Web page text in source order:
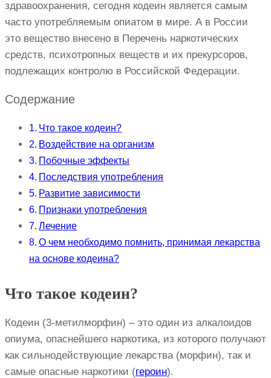
здравоохранения, сегодня кодеин является самым
часто употребляемым опиатом в мире. А в России
это вещество внесено в Перечень наркотических
средств, психотропных веществ и их прекурсоров,
подлежащих контролю в Российской Федерации.
Содержание
Что такое кодеин?
Воздействие на организм
Побочные эффекты
Последствия употребления
Развитие зависимости
Признаки употребления
Лечение
О чем необходимо помнить, принимая лекарства
на основе кодеина?
Что такое кодеин?
Кодеин (3-метилморфин) – это один из алкалоидов
опиума, опаснейшего наркотика, из которого получают
как сильнодействующие лекарства (морфин), так и
самые опасные наркотики (героин).